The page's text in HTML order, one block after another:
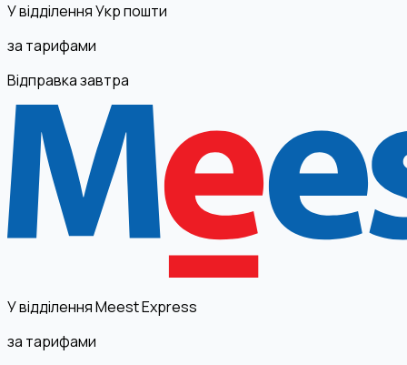
У відділення Укр пошти
за тарифами
Відправка завтра
У відділення Meest Express
за тарифами